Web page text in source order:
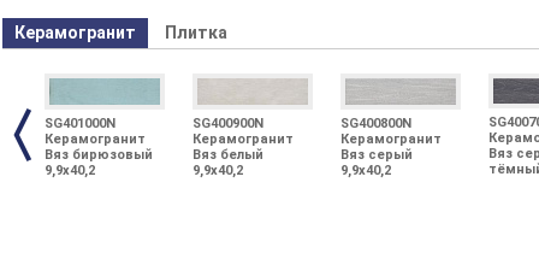
Керамогранит Плитка
SG401000N
Керамогранит
Вяз бирюзовый
9,9х40,2
SG400900N
Керамогранит
Вяз белый
9,9х40,2
SG400800N
Керамогранит
Вяз серый
9,9х40,2
Вяз